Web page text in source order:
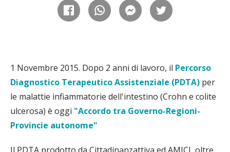
1 Novembre 2015. Dopo 2 anni di lavoro, il Percorso
Diagnostico Terapeutico Assistenziale (PDTA) per
le malattie infiammatorie dell'intestino (Crohn e colite
ulcerosa) è oggi "Accordo tra Governo-Regioni-
Provincie autonome"